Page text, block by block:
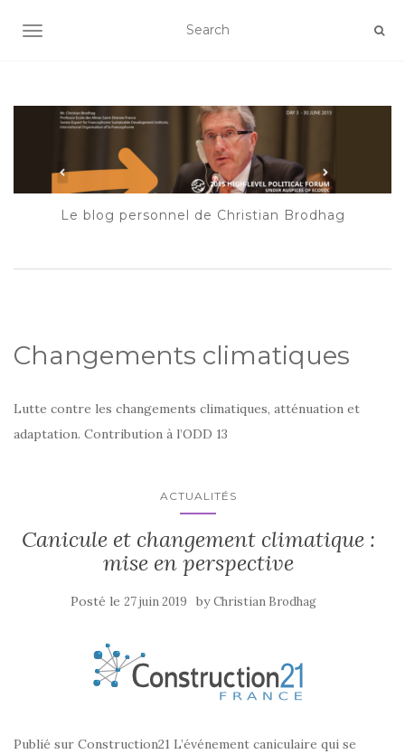
AFFICHER/MASQUER LA NAVIGATION
Le blog personnel de Christian Brodhag
Changements climatiques
Lutte contre les changements climatiques, atténuation et
adaptation. Contribution à l’ODD 13
ACTUALITÉS
Canicule et changement climatique :
mise en perspective
Posté le 27 juin 2019 byChristian Brodhag
Publié sur Construction21 L’événement caniculaire qui se